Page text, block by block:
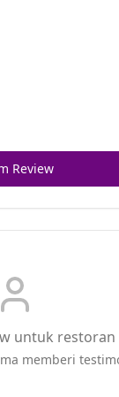
Review
untuk restoran
memberi